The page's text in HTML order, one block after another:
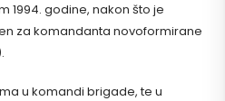
1994. godine, nakon što je
za komandanta novoformirane
u komandi brigade, te u